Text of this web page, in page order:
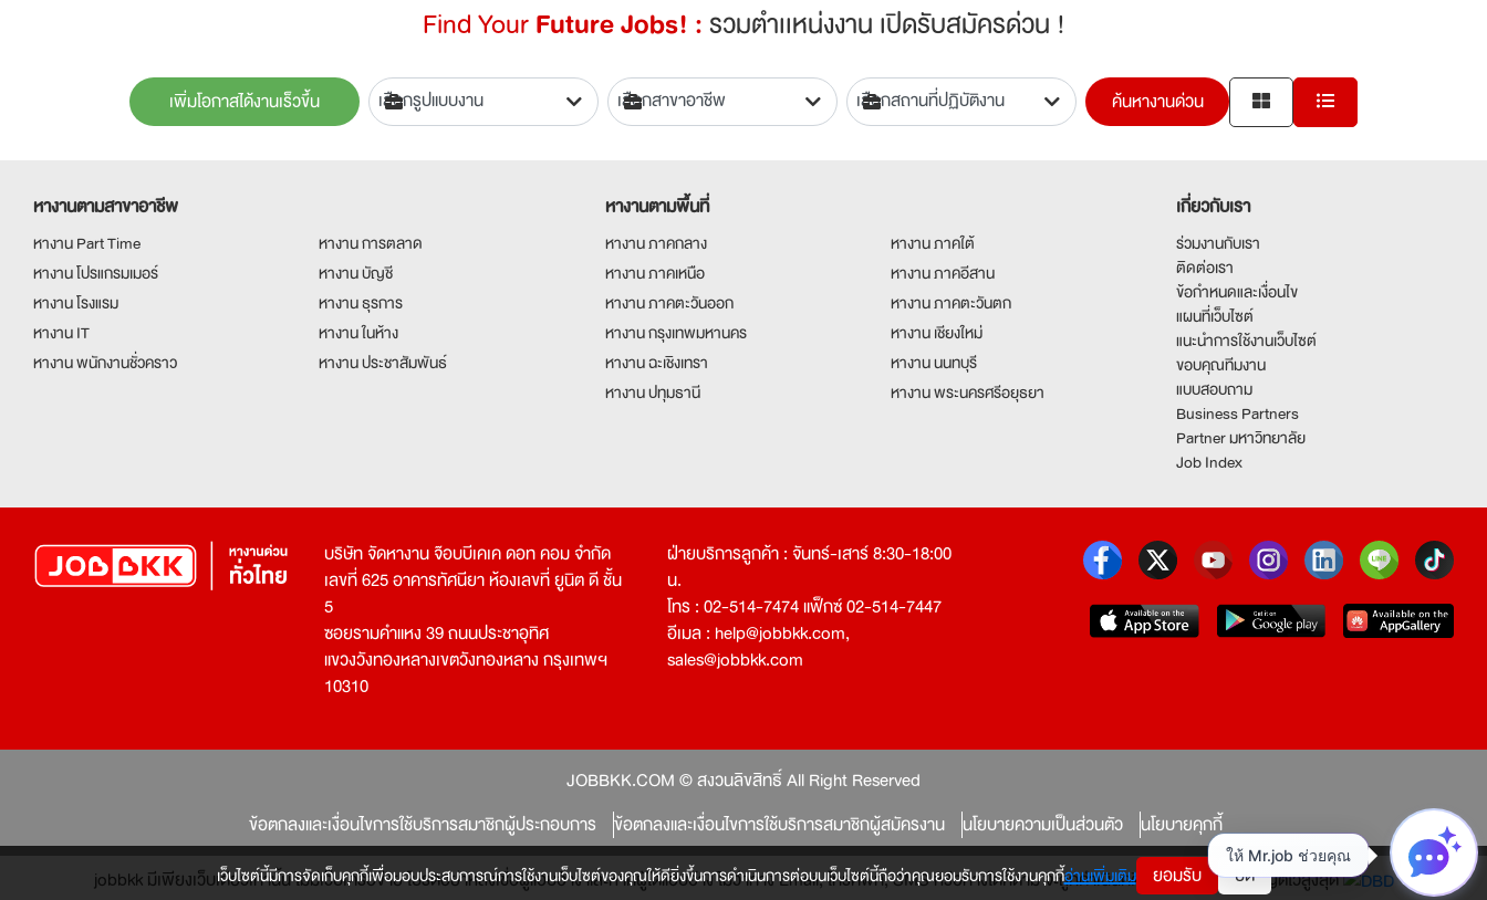
เว็บไซต์นี้มีการจัดเก็บคุกกี้เพื่อมอบประสบการณ์การใช้งานเว็บไซต์ของคุณให้ดียิ่งขึ้นการดำเนินการต่อบนเว็บไซต์นี้ถือว่าคุณยอมรับการใช้งานคุกกี้อ่านเพิ่มเติม ยอมรับ ปิด
Find YourFuture Jobs! :รวมตำเเหน่งงาน เปิดรับสมัครด่วน !
เพิ่มโอกาสได้งานเร็วขึ้น ค้นหางานด่วน
หางานตามสาขาอาชีพ
หางาน Part Time
หางาน การตลาด
หางาน โปรแกรมเมอร์
หางาน บัญชี
หางาน โรงแรม
หางาน ธุรการ
หางาน IT
หางาน ในห้าง
หางาน พนักงานชั่วคราว
หางาน ประชาสัมพันธ์
หางานตามพื้นที่
หางาน ภาคกลาง
หางาน ภาคใต้
หางาน ภาคเหนือ
หางาน ภาคอีสาน
หางาน ภาคตะวันออก
หางาน ภาคตะวันตก
หางาน กรุงเทพมหานคร
หางาน เชียงใหม่
หางาน ฉะเชิงเทรา
หางาน นนทบุรี
หางาน ปทุมธานี
หางาน พระนครศรีอยุธยา
เกี่ยวกับเรา
ร่วมงานกับเรา
ติดต่อเรา
ข้อกำหนดและเงื่อนไข
แผนที่เว็บไซต์
แนะนำการใช้งานเว็บไซต์
ขอบคุณทีมงาน
แบบสอบถาม
Business Partners
Partner มหาวิทยาลัย
Job Index
บริษัท จัดหางาน จ๊อบบีเคเค ดอท คอม จำกัด
เลขที่ 625 อาคารทัศนียา ห้องเลขที่ ยูนิต ดี ชั้น
5
ซอยรามคำแหง 39 ถนนประชาอุทิศ
แขวงวังทองหลางเขตวังทองหลาง กรุงเทพฯ
10310
ฝ่ายบริการลูกค้า : จันทร์-เสาร์ 8:30-18:00
น.
โทร : 02-514-7474 แฟ็กซ์ 02-514-7447
อีเมล : help@jobbkk.com,
sales@jobbkk.com
JOBBKK.COM © สงวนลิขสิทธิ์ All Right Reserved
ข้อตกลงและเงื่อนไขการใช้บริการสมาชิกผู้ประกอบการ
ข้อตกลงและเงื่อนไขการใช้บริการสมาชิกผู้สมัครงาน นโยบายความเป็นส่วนตัว
นโยบายคุกกี้
jobbkk มีเพียงเว็บเดียวเท่านั้น ไม่มีเว็บเครือข่าย โปรดอย่าหลงเชื่อผู้แอบอ้าง และหากผู้ใดแอบอ้าง ไม่ว่าทาง Email, โทรศัพท์, SMS หรือทางใดก็ตาม จะถูกดำเนินคดีตามที่กฎหมายบัญญัติไว้สูงสุด